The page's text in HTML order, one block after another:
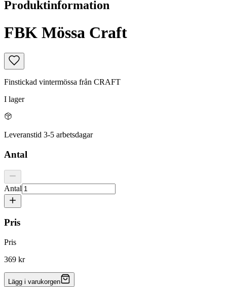
Produktinformation
FBK Mössa Craft
Finstickad vintermössa från CRAFT
I lager
Leveranstid 3-5 arbetsdagar
Antal
Antal
Pris
Pris
369 kr
Lägg i varukorgen